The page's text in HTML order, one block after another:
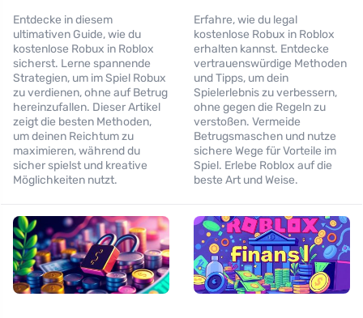
Entdecke in diesem
ultimativen Guide, wie du
kostenlose Robux in Roblox
sicherst. Lerne spannende
Strategien, um im Spiel Robux
zu verdienen, ohne auf Betrug
hereinzufallen. Dieser Artikel
zeigt die besten Methoden,
um deinen Reichtum zu
maximieren, während du
sicher spielst und kreative
Möglichkeiten nutzt.
Erfahre, wie du legal
kostenlose Robux in Roblox
erhalten kannst. Entdecke
vertrauenswürdige Methoden
und Tipps, um dein
Spielerlebnis zu verbessern,
ohne gegen die Regeln zu
verstoßen. Vermeide
Betrugsmaschen und nutze
sichere Wege für Vorteile im
Spiel. Erlebe Roblox auf die
beste Art und Weise.